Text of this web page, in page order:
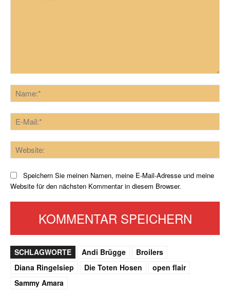
Speichern Sie meinen Namen, meine E-Mail-Adresse und meine
Website für den nächsten Kommentar in diesem Browser.
SCHLAGWORTE Andi Brügge
Broilers
Diana Ringelsiep
Die Toten Hosen
open flair
Sammy Amara